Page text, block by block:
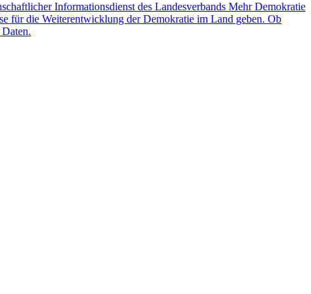
Informationsdienst des Landesverbands Mehr Demokratie
für die Weiterentwicklung der Demokratie im Land geben. Ob